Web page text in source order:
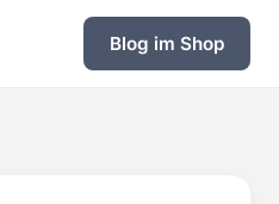
Blog im Shop